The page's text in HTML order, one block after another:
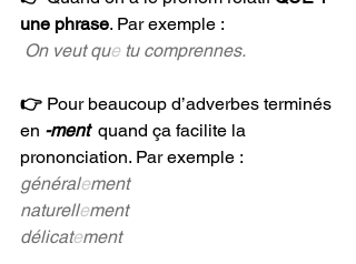
une phrase. Par exemple :
On veut que tu comprennes.
👉 Pour beaucoup d’adverbes terminés
en -ment quand ça facilite la
prononciation. Par exemple :
généralement
naturellement
délicatement